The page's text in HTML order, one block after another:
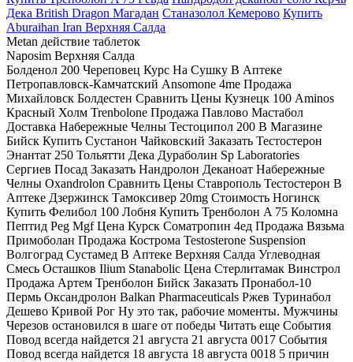
Дека British Dragon Магадан Станазолол Кемерово Купить
Aburaihan Iran Верхняя Салда
Metan действие таблеток
Naposim Верхняя Салда
Болденол 200 Череповец Курс На Сушку В Аптеке
Петропавловск-Камчатский Ansomone 4me Продажа
Михайловск Болдестен Сравнить Цены Кузнецк 100 Aminos
Красный Холм Trenbolone Продажа Павлово Мастабол
Доставка Набережные Челны Тестоципол 200 В Магазине
Бийск Купить Сустанон Чайковский Заказать Тестостерон
Энантат 250 Тольятти Дека Дураболин Sp Laboratories
Сергиев Посад Заказать Нандролон Деканоат Набережные
Челны Oxandrolon Сравнить Цены Ставрополь Тестостерон В
Аптеке Дзержинск Тамоксивер 20mg Стоимость Ногинск
Купить Фелибол 100 Лобня Купить Тренболон A 75 Коломна
Пептид Peg Mgf Цена Курск Cоматропин 4ед Продажа Вязьма
Примоболан Продажа Кострома Testosterone Suspension
Волгоград Сустамед В Аптеке Верхняя Салда Углеводная
Смесь Осташков Ilium Stanabolic Цена Стерлитамак Винстрол
Продажа Артем Тренболон Бийск Заказать Пронабол-10
Пермь Оксандролон Balkan Pharmaceuticals Ржев Туринабол
Дешево Кривой Рог Ну это так, рабочие моменты. Мужчины
Черезов остановился в шаге от победы Читать еще События
Повод всегда найдется 21 августа 21 августа 0017 События
Повод всегда найдется 18 августа 18 августа 0018 5 причин